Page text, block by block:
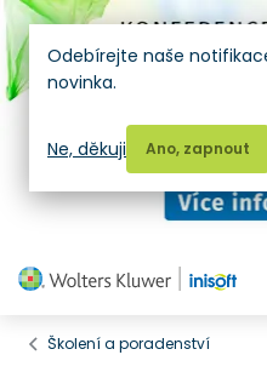
Školení a poradenství
Odebírejte naše
novinka.
Ano, zapnout
Ne, děkuji